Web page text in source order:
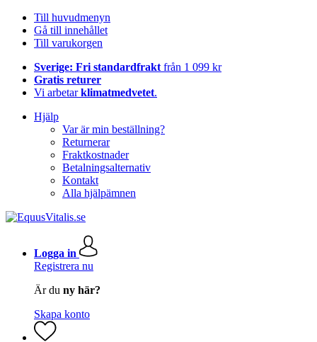
Till huvudmenyn
Gå till innehållet
Till varukorgen
Sverige: Fri standardfrakt från 1 099 kr
Gratis returer
Vi arbetarklimatmedvetet.
Hjälp
Var är min beställning?
Returnerar
Fraktkostnader
Betalningsalternativ
Kontakt
Alla hjälpämnen
Logga in
Registrera nu
Är du ny här?
Skapa konto